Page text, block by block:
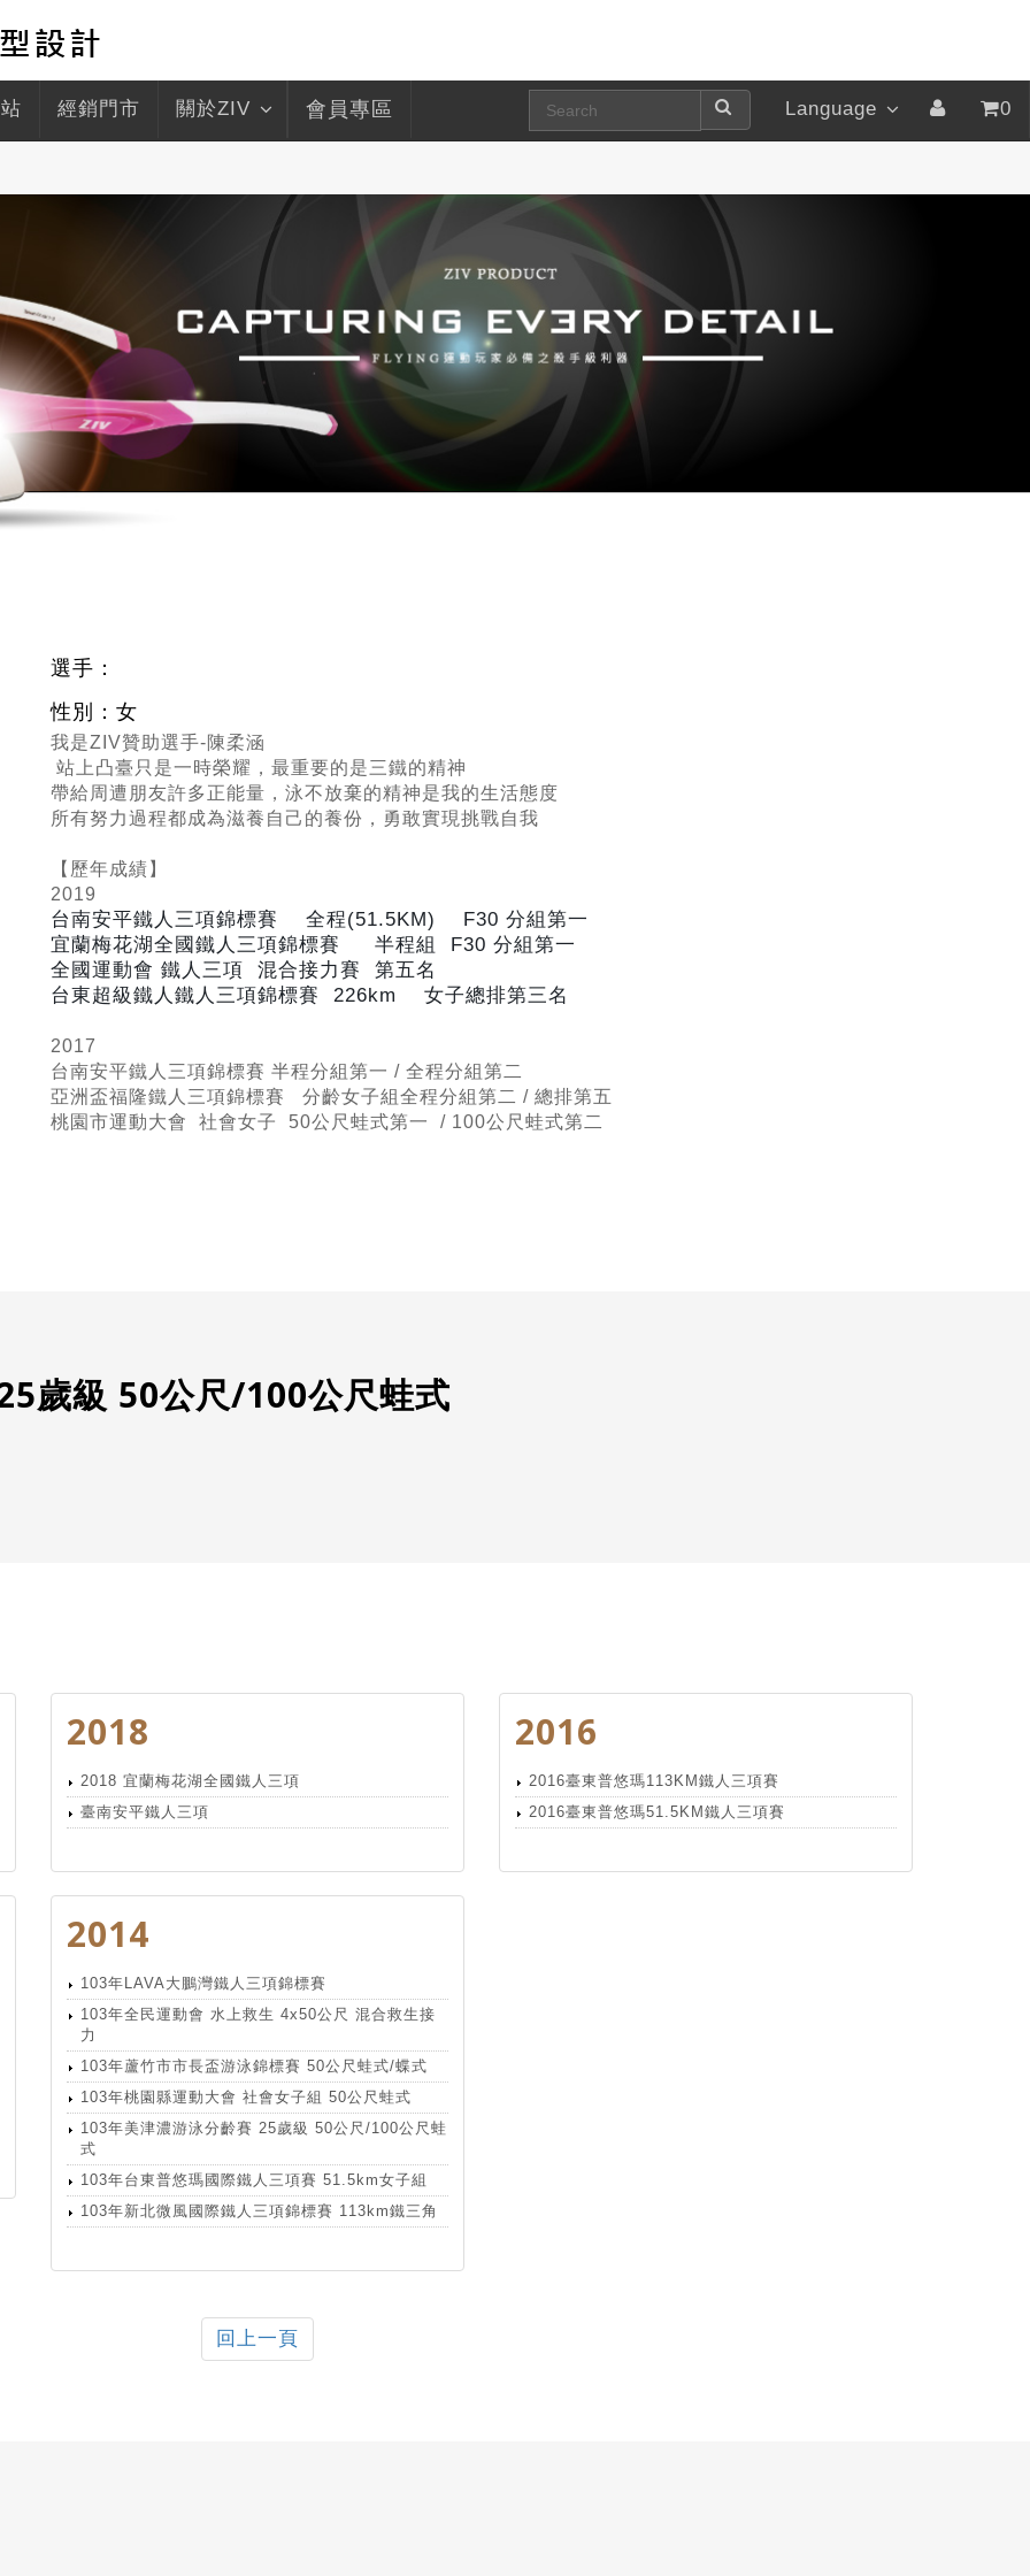
經銷門市 關於ZIV 會員專區 Language 0
選手：
性別：女
我是ZIV贊助選手-陳柔涵
站上凸臺只是一時榮耀，最重要的是三鐵的精神
帶給周遭朋友許多正能量，泳不放棄的精神是我的生活態度
所有努力過程都成為滋養自己的養份，勇敢實現挑戰自我
【歷年成績】
2019
台南安平鐵人三項錦標賽 全程(51.5KM) F30 分組第一
宜蘭梅花湖全國鐵人三項錦標賽 半程組 F30 分組第一
全國運動會 鐵人三項 混合接力賽 第五名
台東超級鐵人鐵人三項錦標賽 226km 女子總排第三名
2017
台南安平鐵人三項錦標賽 半程分組第一 / 全程分組第二
亞洲盃福隆鐵人三項錦標賽 分齡女子組全程分組第二 / 總排第五
桃園市運動大會 社會女子 50公尺蛙式第一 / 100公尺蛙式第二
歲級 50公尺/100公尺蛙式
2018
2018 宜蘭梅花湖全國鐵人三項
臺南安平鐵人三項
2016
2016臺東普悠瑪113KM鐵人三項賽
2016臺東普悠瑪51.5KM鐵人三項賽
2014
103年LAVA大鵬灣鐵人三項錦標賽
103年全民運動會 水上救生 4x50公尺 混合救生接
力
103年蘆竹市市長盃游泳錦標賽 50公尺蛙式/蝶式
103年桃園縣運動大會 社會女子組 50公尺蛙式
103年美津濃游泳分齡賽 25歲級 50公尺/100公尺蛙
式
103年台東普悠瑪國際鐵人三項賽 51.5km女子組
103年新北微風國際鐵人三項錦標賽 113km鐵三角
回上一頁